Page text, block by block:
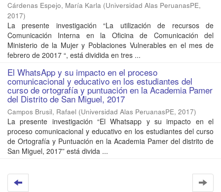
Cárdenas Espejo, María Karla (Universidad Alas PeruanasPE,
2017)
La presente investigación “La utilización de recursos de
Comunicación Interna en la Oficina de Comunicación del
Ministerio de la Mujer y Poblaciones Vulnerables en el mes de
febrero de 20017 “, está dividida en tres ...
El WhatsApp y su impacto en el proceso
comunicacional y educativo en los estudiantes del
curso de ortografía y puntuación en la Academia Pamer
del Distrito de San Miguel, 2017
Campos Brusil, Rafael (Universidad Alas PeruanasPE, 2017)
La presente investigación “El Whatsapp y su impacto en el
proceso comunicacional y educativo en los estudiantes del curso
de Ortografía y Puntuación en la Academia Pamer del distrito de
San Miguel, 2017” está divida ...